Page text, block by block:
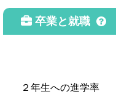
卒業と就職
２年生への進学率